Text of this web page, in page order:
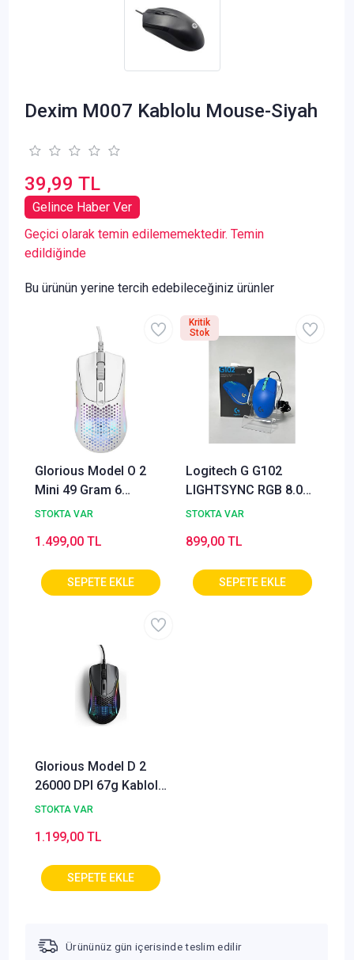
Dexim M007 Kablolu Mouse-Siyah
39,99 TL
Gelince Haber Ver
Geçici olarak temin edilememektedir. Temin
edildiğinde
Bu ürünün yerine tercih edebileceğiniz ürünler
Glorious Model O 2
Mini 49 Gram 6
Düğmeli Kablolu
STOKTA VAR
1.499,00 TL
Logitech G G102
LIGHTSYNC RGB 8.000
DPI Kablolu Oyuncu
(OUTLET)
STOKTA VAR
899,00 TL
Kritik
Stok
Glorious Model D 2
26000 DPI 67g Kablolu
RGB Ergonomik
Siyah (GLO-MS-DV2-
MB)
STOKTA VAR
1.199,00 TL
Ürününüz gün içerisinde teslim edilir